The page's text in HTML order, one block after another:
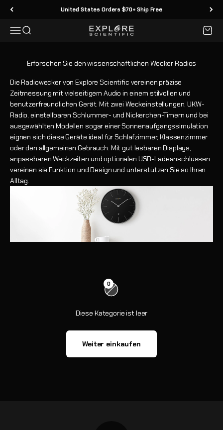
Zum Inhalt springen United States Orders $70+ Ship Free
MenüSuche Explore Scientific
Die Radiowecker von Explore Scientific vereinen präzise
Zeitmessung mit vielseitigem Audio in einem stilvollen und
benutzerfreundlichen Gerät. Mit zwei Weckeinstellungen, UKW-
Radio, einstellbaren Schlummer- und Nickerchen-Timern und bei
ausgewählten Modellen sogar einer Sonnenaufgangssimulation
eignen sich diese Geräte ideal für Schlafzimmer, Klassenzimmer
oder den allgemeinen Gebrauch. Mit gut lesbaren Displays,
anpassbaren Weckzeiten und optionalen USB-Ladeanschlüssen
vereinen sie Funktion und Design und unterstützen Sie so Ihren
Alltag.
0
Diese Kategorie ist leer
Weiter einkaufen